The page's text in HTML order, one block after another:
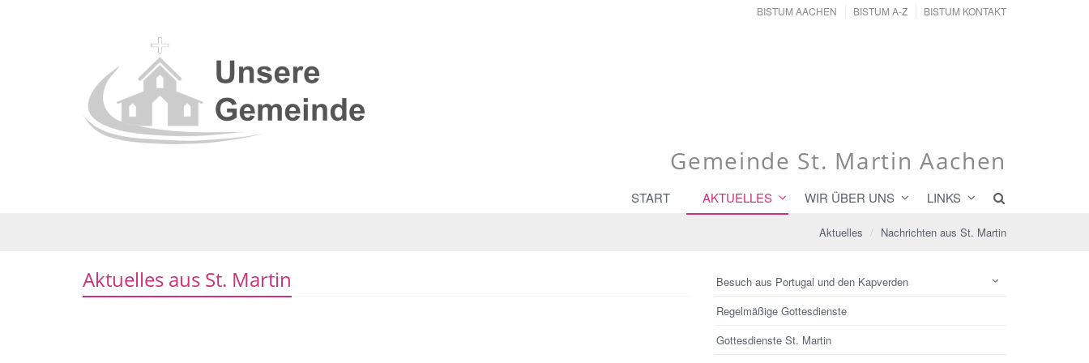
BISTUM AACHEN BISTUM A-Z BISTUM KONTAKT
Gemeinde St. Martin Aachen
START AKTUELLES WIR ÜBER UNS LINKS
Aktuelles Nachrichten aus St. Martin
Aktuelles aus St. Martin
Besuch aus Portugal und den Kapverden
Regelmäßige Gottesdienste
Gottesdienste St. Martin